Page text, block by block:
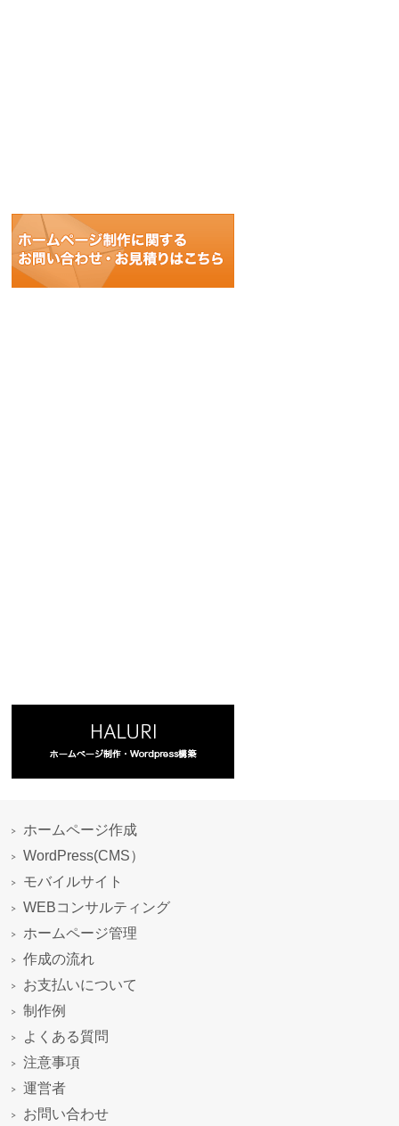
ホームページ作成
WordPress(CMS）
モバイルサイト
WEBコンサルティング
ホームページ管理
作成の流れ
お支払いについて
制作例
よくある質問
注意事項
運営者
お問い合わせ